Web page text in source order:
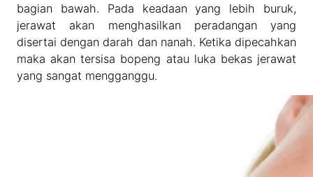
bagian bawah. Pada keadaan yang lebih buruk,
jerawat akan menghasilkan peradangan yang
disertai dengan darah dan nanah. Ketika dipecahkan
maka akan tersisa bopeng atau luka bekas jerawat
yang sangat mengganggu.